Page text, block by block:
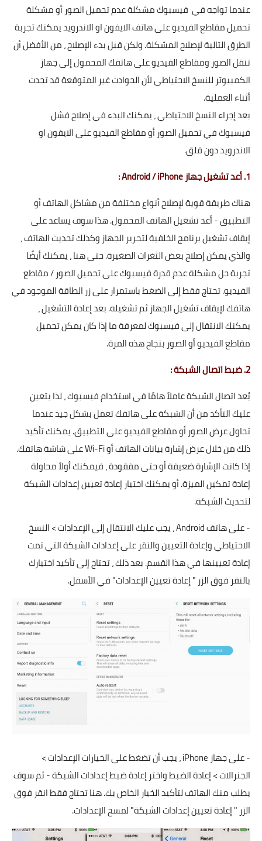
عندما تواجه في فيسبوك مشكلة عدم تحميل الصور أو مشكلة
تحميل مقاطع الفيديو على هاتف الايفون او الاندرويد يمكنك تجربة
الطرق التالية لإصلاح المشكلة. ولكن قبل بدء الإصلاح ، من الأفضل أن
تنقل الصور ومقاطع الفيديو على هاتفك المحمول إلى جهاز
الكمبيوتر للنسخ الاحتياطي لأن الحوادث غير المتوقعة قد تحدث
أثناء العملية.
بعد إجراء النسخ الاحتياطي ، يمكنك البدء في إصلاح فشل
فيسبوك في تحميل الصور أو مقاطع الفيديو على الايفون او
الاندرويد دون قلق.
1. أعد تشغيل جهاز Android / iPhone :
هناك طريقة قوية لإصلاح أنواع مختلفة من مشاكل الهاتف أو
التطبيق - أعد تشغيل الهاتف المحمول. هذا سوف يساعد على
إيقاف تشغيل برنامج الخلفية لتحرير الجهاز وكذلك تحديث الهاتف ،
والذي يمكن إصلاح بعض الثغرات الصغيرة. حتى هنا ، يمكنك أيضًا
تجربة حل مشكلة عدم قدرة فيسبوك على تحميل الصور / مقاطع
الفيديو. تحتاج فقط إلى الضغط باستمرار على زر الطاقة الموجود في
هاتفك لإيقاف تشغيل الجهاز ثم تشغيله. بعد إعادة التشغيل ،
يمكنك الانتقال إلى فيسبوك لمعرفة ما إذا كان يمكن تحميل
مقاطع الفيديو أو الصور بنجاح هذه المرة.
2. ضبط اتصال الشبكة :
يُعد اتصال الشبكة عاملاً هامًا في استخدام فيسبوك ، لذا يتعين
عليك التأكد من أن الشبكة على هاتفك تعمل بشكل جيد عندما
تحاول عرض الصور أو مقاطع الفيديو على التطبيق. يمكنك تأكيد
ذلك من خلال عرض إشارة بيانات الهاتف أو Wi-Fi على شاشة هاتفك.
إذا كانت الإشارة ضعيفة أو حتى مفقودة ، فيمكنك أولاً محاولة
إعادة تمكين الميزة. أو يمكنك اختيار إعادة تعيين إعدادات الشبكة
لتحديث الشبكة.
- على هاتف Android ، يجب عليك الانتقال إلى الإعدادات > النسخ
الاحتياطي وإعادة التعيين والنقر على إعدادات الشبكة التي تمت
إعادة تعيينها في هذا القسم. بعد ذلك ، تحتاج إلى تأكيد اختيارك
بالنقر فوق الزر " إعادة تعيين الإعدادات" في الأسفل.
- على جهاز iPhone ، يجب أن تضغط على الخيارات الإعدادات >
الجنرالات > إعادة الضبط واختر إعادة ضبط إعدادات الشبكة - ثم سوف
يطلب منك الهاتف لتأكيد الخيار الخاص بك. هنا تحتاج فقط انقر فوق
الزر " إعادة تعيين إعدادات الشبكة" لمسح الإعدادات.